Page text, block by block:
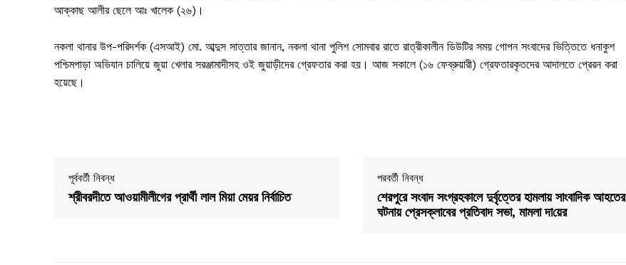
আক্কাছ আলীর ছেলে আঃ খালেক (২৬)।
নকলা থানার উপ-পরিদর্শক (এসআই) মো. আব্দুস সাত্তার জানান, নকলা থানা পুলিশ সোমবার রাতে রাত্রীকালীন ডিউটির সময় গোপন সংবাদের ভিত্তিতে ধনাকুশ
পশ্চিমপাড়া অভিযান চালিয়ে জুয়া খেলার সরঞ্জামাদীসহ ওই জুয়াড়ীদের গ্রেফতার করা হয়। আজ সকালে (১৬ ফেব্রুয়ারী) গ্রেফতারকৃতদের আদালতে প্রেরন করা
হয়েছে।
পূর্ববর্তী নিবন্ধ
শ্রীবরদীতে আওয়ামীলীগের প্রার্থী লাল মিয়া মেয়র নির্বাচিত
পরবর্তী নিবন্ধ
শেরপুরে সংবাদ সংগ্রহকালে দুর্বৃত্তের হামলায় সাংবাদিক আহতের
ঘটনায় প্রেসক্লাবের প্রতিবাদ সভা, মামলা দা‌য়ের